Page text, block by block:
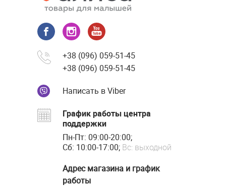
+38 (096) 059-51-45
+38 (096) 059-51-45
Написать в Viber
График работы центра
поддержки
Пн-Пт: 09:00-20:00;
Сб: 10:00-17:00; Вс: выходной
Адрес магазина и график
работы